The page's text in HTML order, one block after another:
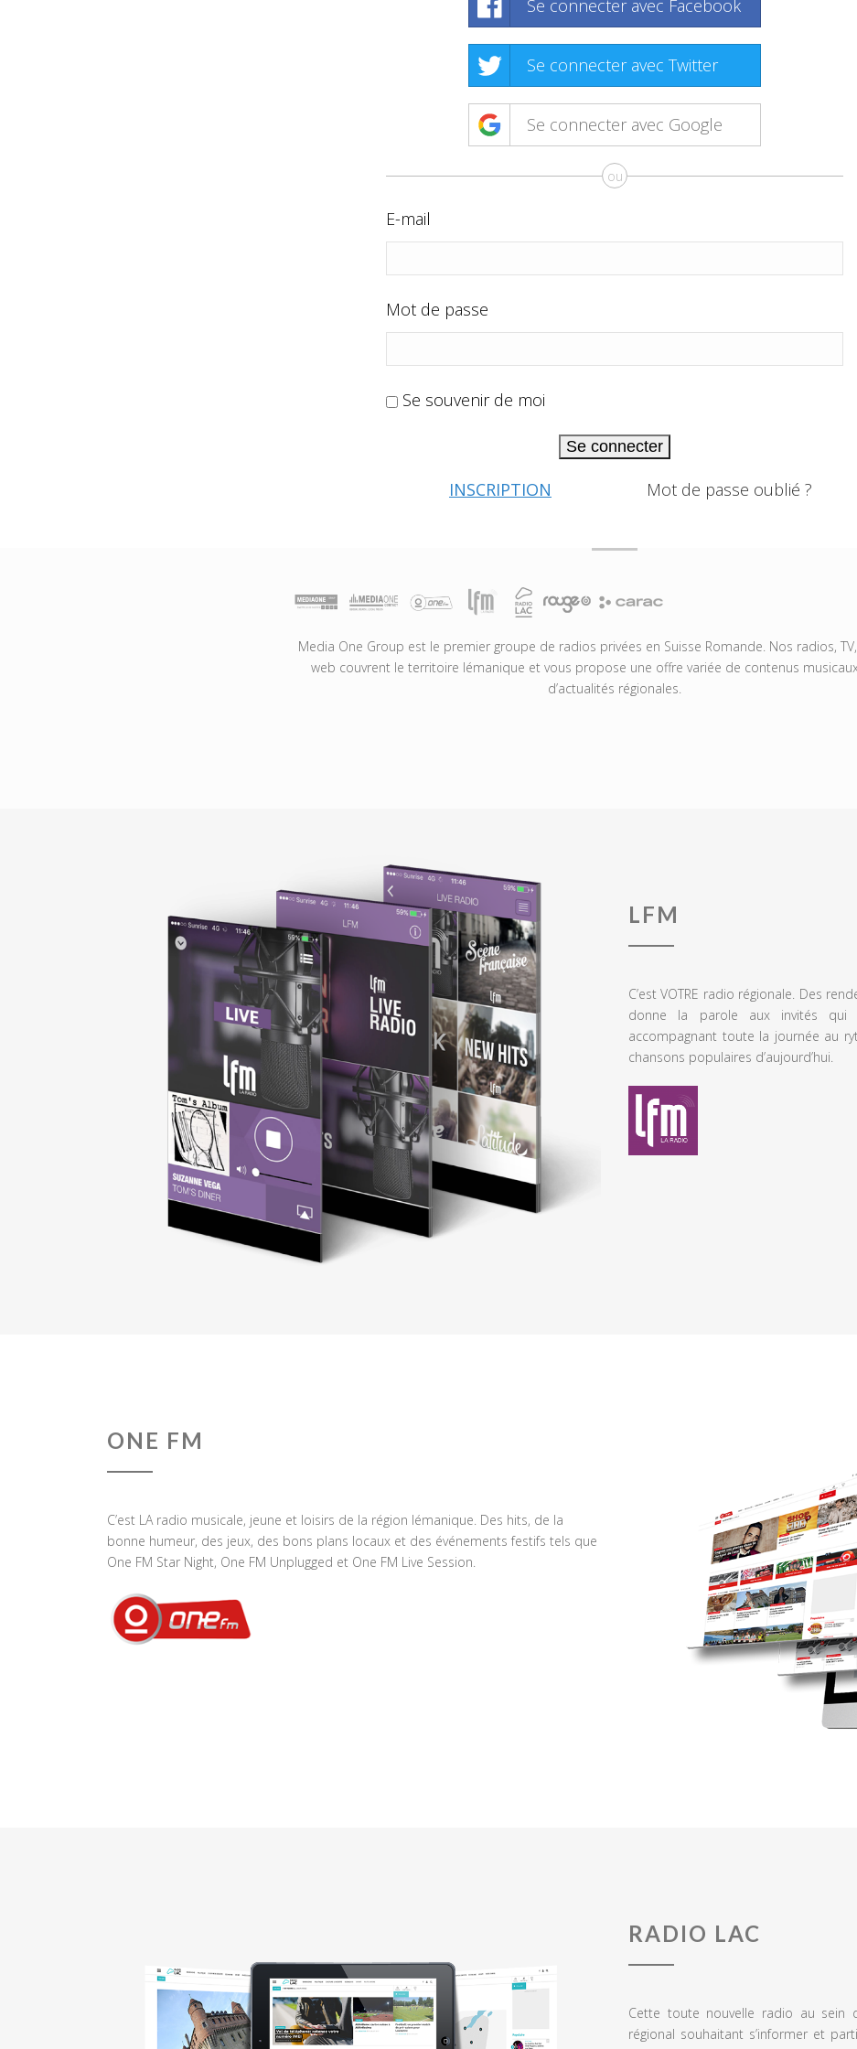
Se connecter avec Facebook
Se connecter avec Twitter
Se connecter avec Google
ou
E-mail
Mot de passe
Se souvenir de moi
Se connecter
INSCRIPTION Mot de passe oublié ?
Media One Group est le premier groupe de radios privées en Suisse Romande. Nos radios,
web couvrent le territoire lémanique et vous propose une offre variée de contenus
d’actualités régionales.
LFM
C’est VOTRE radio régionale. Des
donne la parole aux invités qui
accompagnant toute la journée au
chansons populaires d’aujourd’hui.
ONE FM
C’est LA radio musicale, jeune et loisirs de la région lémanique. Des hits, de la
bonne humeur, des jeux, des bons plans locaux et des événements festifs tels que
One FM Star Night, One FM Unplugged et One FM Live Session.
RADIO LAC
Cette toute nouvelle radio au sein
régional souhaitant s’informer et